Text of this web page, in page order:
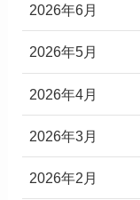
2026年6月
2026年5月
2026年4月
2026年3月
2026年2月